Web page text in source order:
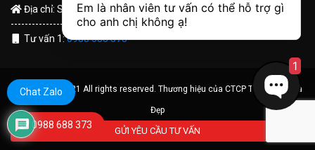
Địa chỉ: Số 191 Hùng Vương - TP Đông Hà - Tỉnh Quảng Trị
---------------------------------------
Tư vấn 1:0988 688 373
© Copyright 2021 All rights reserved. Thương hiệu của CTCP Tập Đoàn Nhà
Đẹp
GỬI YÊU CẦU TƯ VẤN
Chat Zalo
0988 688 373
Em là nhân viên tư vấn có thể hỗ trợ gì
cho anh chị không ạ!
1